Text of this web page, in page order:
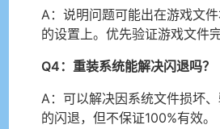
A：说明问题可能出在游戏文
的设置上。优先验证游戏文件完
Q4：重装系统能解决闪退吗？
A：可以解决因系统文件损坏
的闪退，但不保证100%有效。